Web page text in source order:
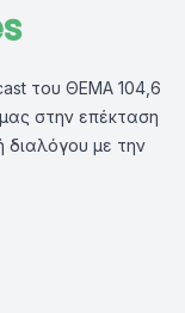
του ΘΕΜΑ 104,6
στην επέκταση
διαλόγου με την